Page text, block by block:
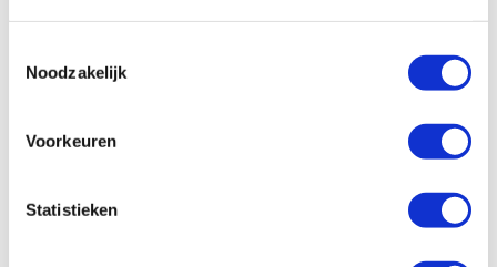
Noodzakelijk
Voorkeuren
Statistieken
Laat een review achter!